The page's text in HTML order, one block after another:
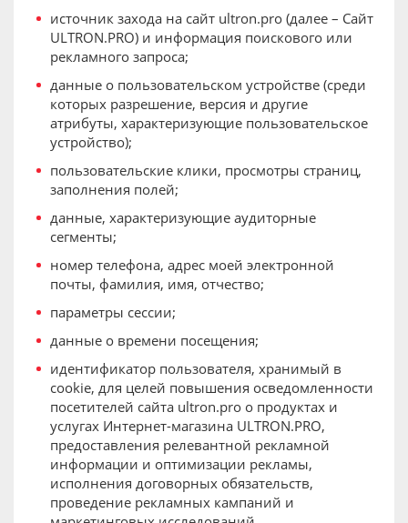
источник захода на сайт ultron.pro (далее – Сайт
ULTRON.PRO) и информация поискового или
рекламного запроса;
данные о пользовательском устройстве (среди
которых разрешение, версия и другие
атрибуты, характеризующие пользовательское
устройство);
пользовательские клики, просмотры страниц,
заполнения полей;
данные, характеризующие аудиторные
сегменты;
номер телефона, адрес моей электронной
почты, фамилия, имя, отчество;
параметры сессии;
данные о времени посещения;
идентификатор пользователя, хранимый в
cookie, для целей повышения осведомленности
посетителей сайта ultron.pro о продуктах и
услугах Интернет-магазина ULTRON.PRO,
предоставления релевантной рекламной
информации и оптимизации рекламы,
исполнения договорных обязательств,
проведение рекламных кампаний и